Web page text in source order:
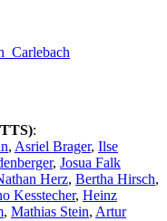
:
, Asriel Brager, Ilse
, Josua Falk
Herz, Bertha Hirsch,
Kesstecher, Heinz
, Mathias Stein, Artur